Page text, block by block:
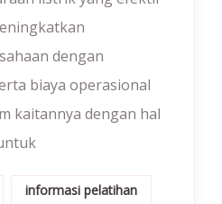
dengan
biaya operasional
kaitannya dengan hal
informasi pelatihan